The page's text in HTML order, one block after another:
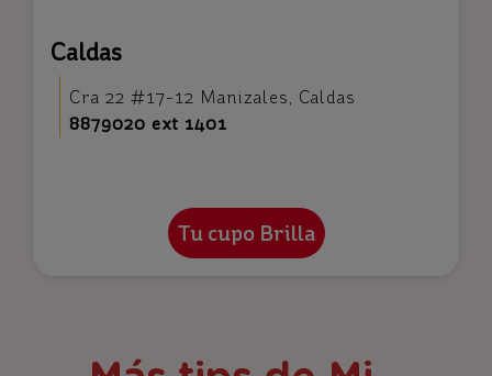
Caldas
Cra 22 #17-12 Manizales, Caldas
8879020 ext 1401